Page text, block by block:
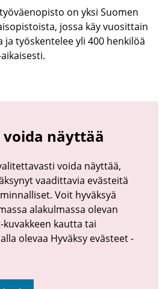
on yksi Suo­men
jossa käy vuo­sit­tain
ja työs­ken­te­lee yli 400 hen­ki­löä
voida näyttää
voida näyttää,
vaadittavia evästeitä
Voit hyväksyä
alakulmassa olevan
kuvakkeen kautta tai
olevaa Hyväksy evästeet -